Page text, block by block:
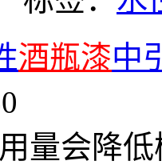
酒瓶漆中
量会降